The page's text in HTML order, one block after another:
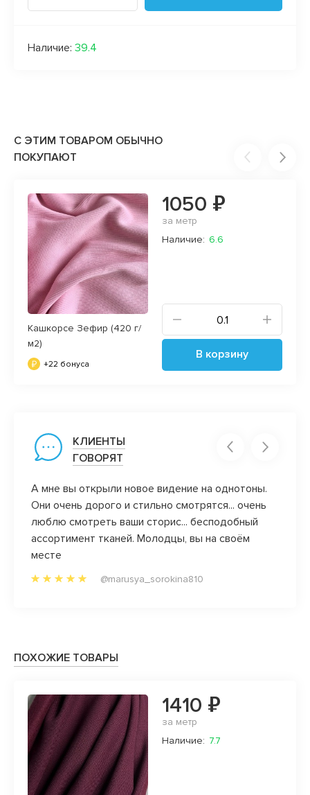
Наличие: 39.4
С ЭТИМ ТОВАРОМ ОБЫЧНО
ПОКУПАЮТ
Кашкорсе Зефир (420 г/
м2)
+22 бонуса
1050 ₽
за метр
Наличие: 6.6
В корзину
КЛИЕНТЫ
ГОВОРЯТ
А мне вы открыли новое видение на однотоны.
Они очень дорого и стильно смотрятся... очень
люблю смотреть ваши сторис... бесподобный
ассортимент тканей. Молодцы, вы на своём
месте
@marusya_sorokina810
ПОХОЖИЕ ТОВАРЫ
1410 ₽
за метр
Наличие: 7.7